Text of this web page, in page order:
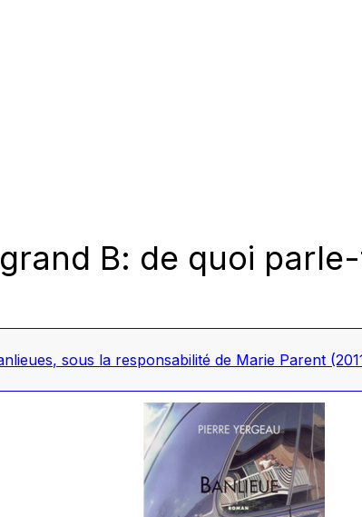
B: de quoi
, sous la responsabilité de Marie Parent